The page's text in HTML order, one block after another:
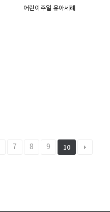
어린이주일 유아세례
7 8 9 10